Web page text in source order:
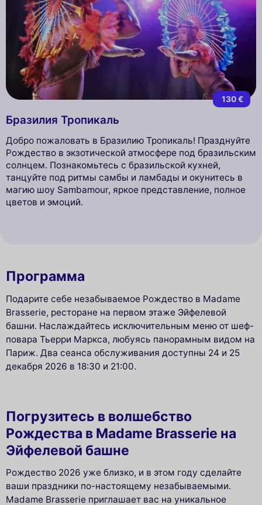
130 €
Бразилия Тропикаль
Добро пожаловать в Бразилию Тропикаль! Празднуйте
Рождество в экзотической атмосфере под бразильским
солнцем. Познакомьтесь с бразильской кухней,
танцуйте под ритмы самбы и ламбады и окунитесь в
магию шоу Sambamour, яркое представление, полное
цветов и эмоций.
Программа
Подарите себе незабываемое Рождество в Madame
Brasserie, ресторане на первом этаже Эйфелевой
башни. Наслаждайтесь исключительным меню от шеф-
повара Тьерри Маркса, любуясь панорамным видом на
Париж. Два сеанса обслуживания доступны 24 и 25
декабря 2026 в 18:30 и 21:00.
Погрузитесь в волшебство
Рождества в Madame Brasserie на
Эйфелевой башне
Рождество 2026 уже близко, и в этом году сделайте
ваши праздники по-настоящему незабываемыми.
Madame Brasserie приглашает вас на уникальное